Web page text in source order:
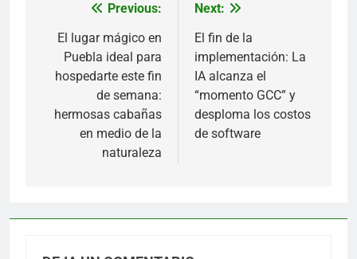
Navegación
de
entradas
Previous:
El lugar mágico en
Puebla ideal para
hospedarte este fin
de semana:
hermosas cabañas
en medio de la
naturaleza
Next:
El fin de la
implementación: La
IA alcanza el
“momento GCC” y
desploma los costos
de software